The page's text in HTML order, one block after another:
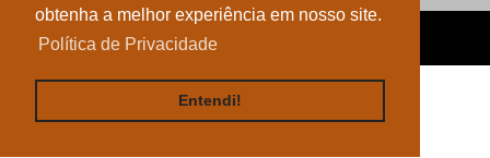
obtenha a melhor experiência em nosso site.
Política de Privacidade
Entendi!
LAYOUT POR LUSA AGÊNCIA DIGITAL